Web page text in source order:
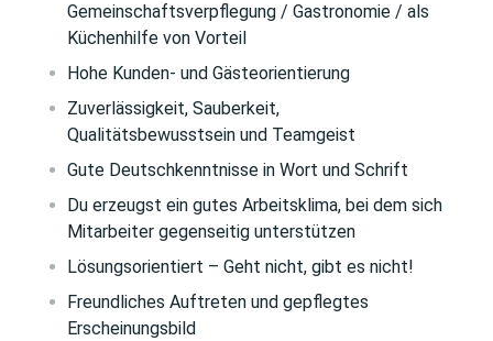
Gemeinschaftsverpflegung / Gastronomie / als
Küchenhilfe von Vorteil
Hohe Kunden- und Gästeorientierung
Zuverlässigkeit, Sauberkeit,
Qualitätsbewusstsein und Teamgeist
Gute Deutschkenntnisse in Wort und Schrift
Du erzeugst ein gutes Arbeitsklima, bei dem sich
Mitarbeiter gegenseitig unterstützen
Lösungsorientiert – Geht nicht, gibt es nicht!
Freundliches Auftreten und gepflegtes
Erscheinungsbild